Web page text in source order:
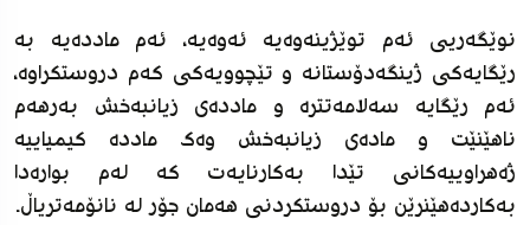
نوێگه‌ریی ئه‌م توێژینه‌وه‌یه‌ ئه‌وه‌یه‌، ئه‌م مادده‌یه‌ به‌
رێگایه‌کى ژینگه‌دۆستانه‌ و تێچوویه‌کى که‌م دروستکراوه‌،
ئه‌م رێگایه‌ سه‌لامه‌تتره‌ و مادده‌ى زیانبه‌خش به‌رهه‌م
ناهێنێت و ماده‌ى زیانبه‌خش وه‌ک مادده‌ کیمیاییه‌
ژه‌هراوییه‌کانى تێدا به‌کارنایه‌ت که‌ له‌م بواره‌دا
به‌کارده‌هێنرێن بۆ دروستکردنى هه‌مان جۆر له‌ نانۆمه‌تریاڵ.